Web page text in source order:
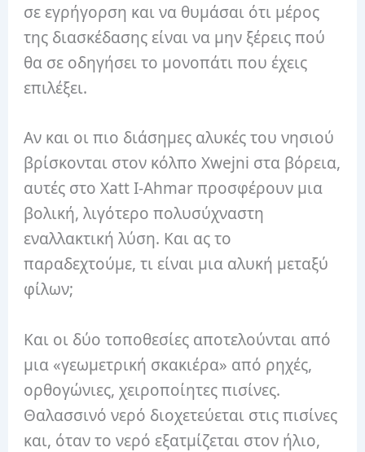
σε εγρήγορση και να θυμάσαι ότι μέρος
της διασκέδασης είναι να μην ξέρεις πού
θα σε οδηγήσει το μονοπάτι που έχεις
επιλέξει.
Αν και οι πιο διάσημες αλυκές του νησιού
βρίσκονται στον κόλπο Xwejni στα βόρεια,
αυτές στο Xatt I-Ahmar προσφέρουν μια
βολική, λιγότερο πολυσύχναστη
εναλλακτική λύση. Και ας το
παραδεχτούμε, τι είναι μια αλυκή μεταξύ
φίλων;
Και οι δύο τοποθεσίες αποτελούνται από
μια «γεωμετρική σκακιέρα» από ρηχές,
ορθογώνιες, χειροποίητες πισίνες.
Θαλασσινό νερό διοχετεύεται στις πισίνες
και, όταν το νερό εξατμίζεται στον ήλιο,